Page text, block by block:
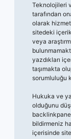
Teknolojileri
tarafından
olarak
sitedeki
veya
yazdıkları
taşımakta
sorumluluğu
Hukuka ve
olduğunu
bildirmeniz
içerisinde